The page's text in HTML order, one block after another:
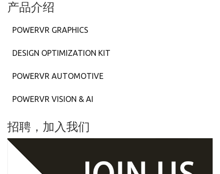
产品介绍
POWERVR GRAPHICS
DESIGN OPTIMIZATION KIT
POWERVR AUTOMOTIVE
POWERVR VISION & AI
招聘，加入我们